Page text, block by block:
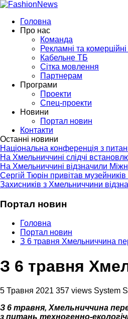
Головна
Про нас
Команда
Рекламні та
Кабельне ТБ
Сітка мовлення
Партнерам
Програми
Проекти
Спец-проекти
Новини
Портал новин
Контакти
Останні новини
Національна конференція з
На Хмельниччині слідчі
На Хмельниччині відзначили
Сергій Тюрін привітав
Захисників з Хмельниччини
Портал новин
Головна
Портал новин
З 6 травня Хмельниччина
З 6 травня
5 Травня 2021 357 views System
З 6 травня, Хмельниччина
з питань техногенно-